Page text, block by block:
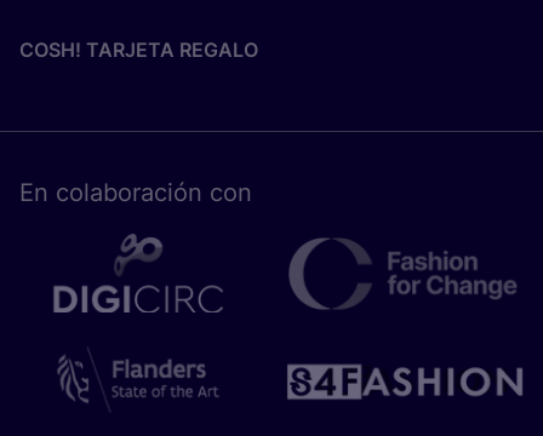
COSH! TARJETA REGALO
En cola­bo­ra­ción con